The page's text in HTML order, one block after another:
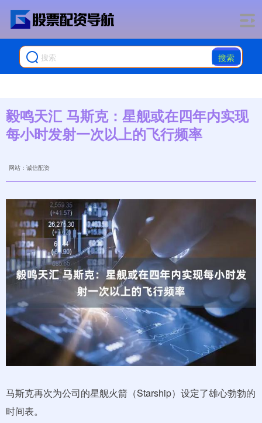
搜索
毅鸣天汇 马斯克：星舰或在四年内实现
每小时发射一次以上的飞行频率
网站：诚信配资
马斯克再次为公司的星舰火箭（Starship）设定了雄心勃勃的
时间表。